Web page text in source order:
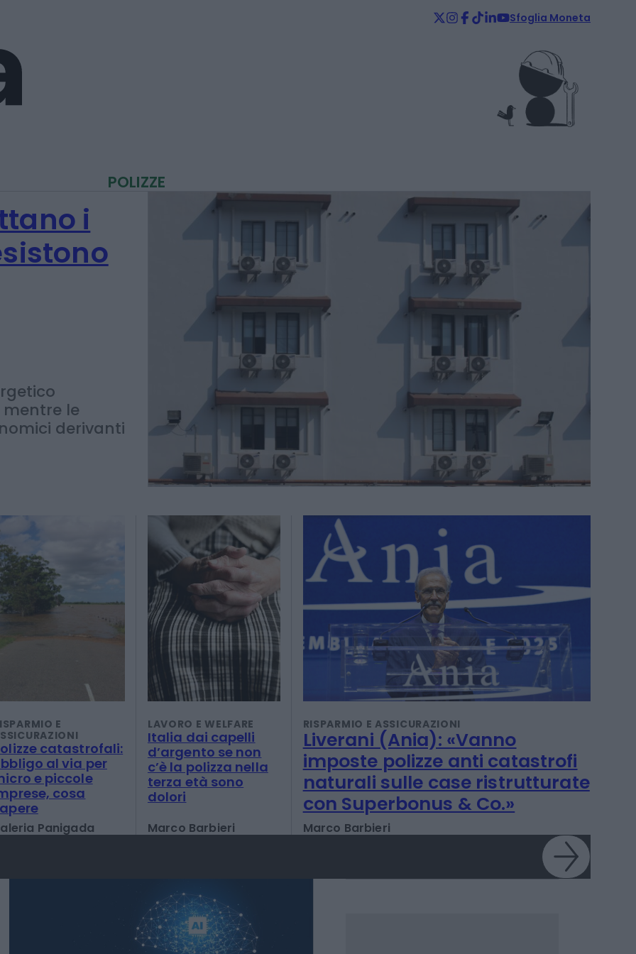
Sfoglia Moneta
E
catastrofali:
al via per
LAVORO E WELFARE
Italia dai capelli
c’è la polizza nella
Marco Barbieri
RISPARMIO E ASSICURAZIONI
Liverani (Ania): «Vanno
imposte polizze anti catastrofi
naturali sulle case ristrutturate